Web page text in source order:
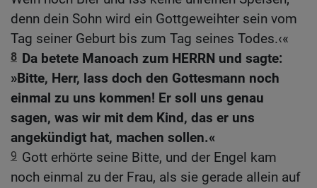
denn dein Sohn wird ein Gottgeweihter sein vom
Tag seiner Geburt bis zum Tag seines Todes.‹«
8 Da betete Manoach zum HERRN und sagte:
»Bitte, Herr, lass doch den Gottesmann noch
einmal zu uns kommen! Er soll uns genau
sagen, was wir mit dem Kind, das er uns
angekündigt hat, machen sollen.«
9 Gott erhörte seine Bitte, und der Engel kam
noch einmal zu der Frau, als sie gerade allein auf